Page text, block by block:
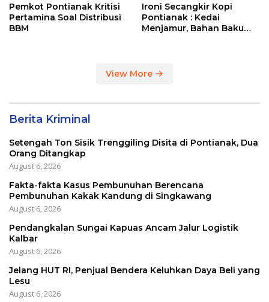
Pemkot Pontianak Kritisi
Pertamina Soal Distribusi
BBM
Ironi Secangkir Kopi
Pontianak : Kedai
Menjamur, Bahan Baku
View More
Berita Kriminal
Setengah Ton Sisik Trenggiling Disita di Pontianak, Dua
Orang Ditangkap
August 6, 2026
Fakta-fakta Kasus Pembunuhan Berencana
Pembunuhan Kakak Kandung di Singkawang
August 6, 2026
Pendangkalan Sungai Kapuas Ancam Jalur Logistik
Kalbar
August 6, 2026
Jelang HUT RI, Penjual Bendera Keluhkan Daya Beli yang
Lesu
August 6, 2026